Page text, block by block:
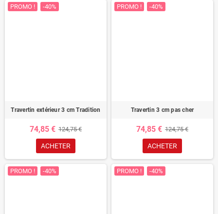
PROMO ! -40%
Travertin extérieur 3 cm Tradition
74,85 € 124,75 €
ACHETER
PROMO ! -40%
Travertin 3 cm pas cher
74,85 € 124,75 €
ACHETER
PROMO ! -40% PROMO ! -40%